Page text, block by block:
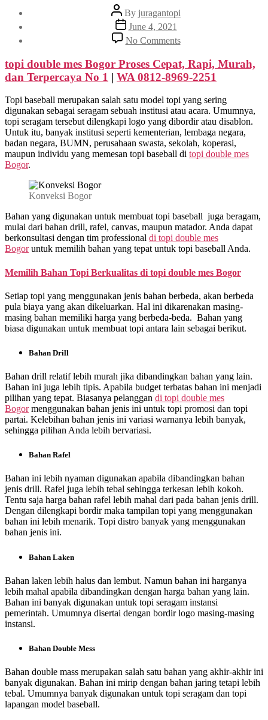
Post
author
By juragantopi
Post
date
June 4, 2021
No Commentson
topi
double
mes
Bogor
Cepat,
Rapi,
Murah,
dan
Terpercaya
No
2251
topi double mes Bogor Proses Cepat, Rapi, Murah,
dan Terpercaya No 1 | WA 0812-8969-2251
Topi baseball merupakan salah satu model topi yang sering
digunakan sebagai seragam sebuah institusi atau acara. Umumnya,
topi seragam tersebut dilengkapi logo yang dibordir atau disablon.
Untuk itu, banyak institusi seperti kementerian, lembaga negara,
badan negara, BUMN, perusahaan swasta, sekolah, koperasi,
maupun individu yang memesan topi baseball di topi double mes
Bogor.
Konveksi Bogor
Bahan yang digunakan untuk membuat topi baseball juga beragam,
mulai dari bahan drill, rafel, canvas, maupun matador. Anda dapat
berkonsultasi dengan tim professional di topi double mes
Bogoruntuk memilih bahan yang tepat untuk topi baseball Anda.
Memilih Bahan Topi Berkualitas di topi double mes Bogor
Setiap topi yang menggunakan jenis bahan berbeda, akan berbeda
pula biaya yang akan dikeluarkan. Hal ini dikarenakan masing-
masing bahan memiliki harga yang berbeda-beda. Bahan yang
biasa digunakan untuk membuat topi antara lain sebagai berikut.
Bahan Drill
Bahan drill relatif lebih murah jika dibandingkan bahan yang lain.
Bahan ini juga lebih tipis. Apabila budget terbatas bahan ini menjadi
pilihan yang tepat. Biasanya pelanggan di topi double mes
Bogormenggunakan bahan jenis ini untuk topi promosi dan topi
partai. Kelebihan bahan jenis ini variasi warnanya lebih banyak,
sehingga pilihan Anda lebih bervariasi.
Bahan Rafel
Bahan ini lebih nyaman digunakan apabila dibandingkan bahan
jenis drill. Rafel juga lebih tebal sehingga terkesan lebih kokoh.
Tentu saja harga bahan rafel lebih mahal dari pada bahan jenis drill.
Dengan dilengkapi bordir maka tampilan topi yang menggunakan
bahan ini lebih menarik. Topi distro banyak yang menggunakan
bahan jenis ini.
Bahan Laken
Bahan laken lebih halus dan lembut. Namun bahan ini harganya
lebih mahal apabila dibandingkan dengan harga bahan yang lain.
Bahan ini banyak digunakan untuk topi seragam instansi
pemerintah. Umumnya disertai dengan bordir logo masing-masing
instansi.
Bahan Double Mess
Bahan double mass merupakan salah satu bahan yang akhir-akhir ini
banyak digunakan. Bahan ini mirip dengan bahan jaring tetapi lebih
tebal. Umumnya banyak digunakan untuk topi seragam dan topi
lapangan model baseball.